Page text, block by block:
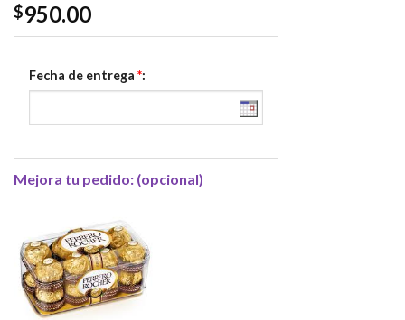
$950.00
Fecha de entrega *:
Mejora tu pedido: (opcional)